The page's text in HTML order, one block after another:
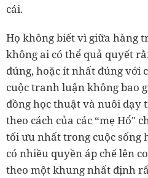
cái.
Họ không biết vì giữa hàng
không ai có thể quả quyết
đúng, hoặc ít nhất đúng với
cuộc tranh luận không bao
đồng học thuật và nuôi dạy
theo cách của các “mẹ Hổ"
tối ưu nhất trong cuộc sống
có nhiều quyền áp chế lên
theo một khung nhất định